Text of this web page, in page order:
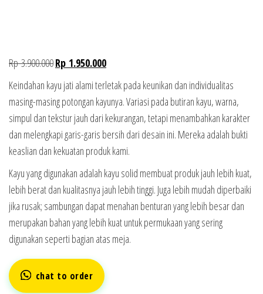
Rp3.900.000Rp 1.950.000
Keindahan kayu jati alami terletak pada keunikan dan individualitas
masing-masing potongan kayunya. Variasi pada butiran kayu, warna,
simpul dan tekstur jauh dari kekurangan, tetapi menambahkan karakter
dan melengkapi garis-garis bersih dari desain ini. Mereka adalah bukti
keaslian dan kekuatan produk kami.
Kayu yang digunakan adalah kayu solid membuat produk jauh lebih kuat,
lebih berat dan kualitasnya jauh lebih tinggi. Juga lebih mudah diperbaiki
jika rusak; sambungan dapat menahan benturan yang lebih besar dan
merupakan bahan yang lebih kuat untuk permukaan yang sering
digunakan seperti bagian atas meja.
chat to order